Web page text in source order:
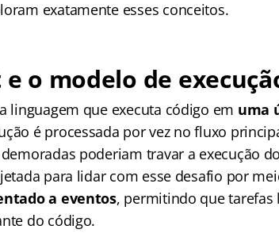
exatamente esses conceitos.
e o modelo de
linguagem que executa código em uma
é processada por vez no fluxo
poderiam travar a execução
para lidar com esse desafio por
a eventos, permitindo que
do código.